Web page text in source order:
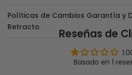
Políticas de Cambios Garantía y
Retracto
Reseñas de
Basado en 1